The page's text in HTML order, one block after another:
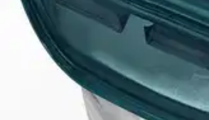
Tiiviö iskunkestävää karkaistua lasia.
jääkaappirasiana ja kaunis tarjoiluastiana.
Ominaisuudet